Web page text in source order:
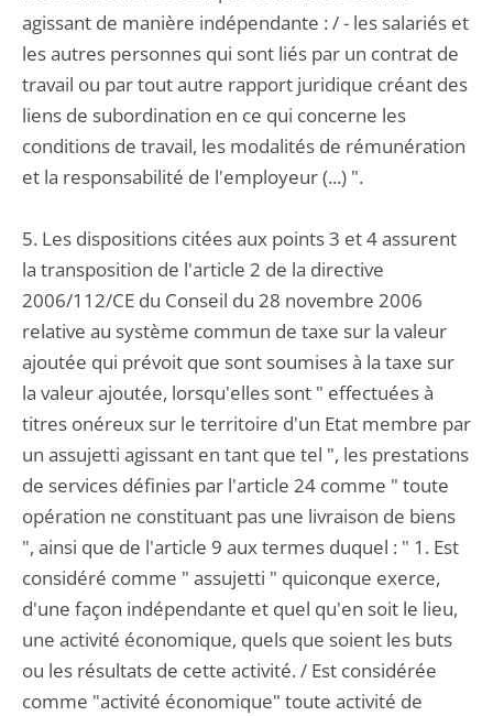
agissant de manière indépendante : / - les salariés et
les autres personnes qui sont liés par un contrat de
travail ou par tout autre rapport juridique créant des
liens de subordination en ce qui concerne les
conditions de travail, les modalités de rémunération
et la responsabilité de l'employeur (...) ".
5. Les dispositions citées aux points 3 et 4 assurent
la transposition de l'article 2 de la directive
2006/112/CE du Conseil du 28 novembre 2006
relative au système commun de taxe sur la valeur
ajoutée qui prévoit que sont soumises à la taxe sur
la valeur ajoutée, lorsqu'elles sont " effectuées à
titres onéreux sur le territoire d'un Etat membre par
un assujetti agissant en tant que tel ", les prestations
de services définies par l'article 24 comme " toute
opération ne constituant pas une livraison de biens
", ainsi que de l'article 9 aux termes duquel : " 1. Est
considéré comme " assujetti " quiconque exerce,
d'une façon indépendante et quel qu'en soit le lieu,
une activité économique, quels que soient les buts
ou les résultats de cette activité. / Est considérée
comme "activité économique" toute activité de